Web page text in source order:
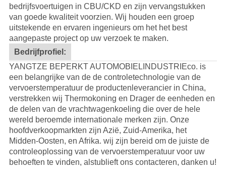
bedrijfsvoertuigen in CBU/CKD en zijn vervangstukken
van goede kwaliteit voorzien. Wij houden een groep
uitstekende en ervaren ingenieurs om het het best
aangepaste project op uw verzoek te maken.
Bedrijfprofiel:
YANGTZE BEPERKT AUTOMOBIELINDUSTRIEco. is
een belangrijke van de de controletechnologie van de
vervoerstemperatuur de productenleverancier in China,
verstrekken wij Thermokoning en Drager de eenheden en
de delen van de vrachtwagenkoeling die over de hele
wereld beroemde internationale merken zijn. Onze
hoofdverkoopmarkten zijn Azië, Zuid-Amerika, het
Midden-Oosten, en Afrika. wij zijn bereid om de juiste de
controleoplossing van de vervoerstemperatuur voor uw
behoeften te vinden, alstublieft ons contacteren, danken u!